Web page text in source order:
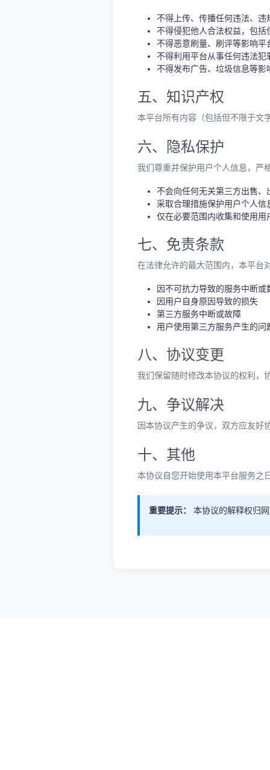
不得上传、传播任何违法、违
不得侵犯他人合法权益，包
不得恶意刷量、刷评等影响平
不得利用平台从事任何违法犯
不得发布广告、垃圾信息等影
五、知识产权
本平台所有内容（包括但不限于文
六、隐私保护
我们尊重并保护用户个人信息，严
不会向任何无关第三方出售
采取合理措施保护用户个人信
仅在必要范围内收集和使用用
七、免责条款
在法律允许的最大范围内，本平台
因不可抗力导致的服务中断或
因用户自身原因导致的损失
第三方服务中断或故障
用户使用第三方服务产生的问
八、协议变更
我们保留随时修改本协议的权利，
九、争议解决
因本协议产生的争议，双方应友好
十、其他
本协议自您开始使用本平台服务之
重要提示： 本协议的解释权归